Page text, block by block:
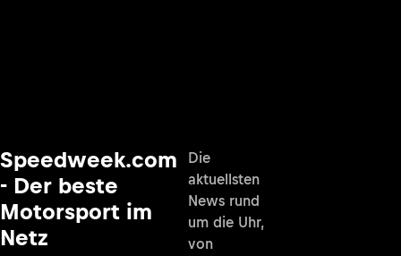
Speedweek.com
- Der beste
Motorsport im
Netz
Die
aktuellsten
News rund
um die Uhr,
von